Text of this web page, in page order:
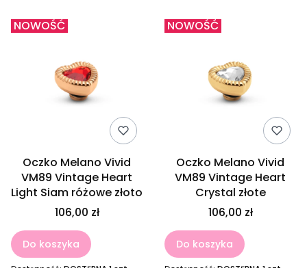
NOWOŚĆ
Oczko Melano Vivid
VM89 Vintage Heart
Light Siam różowe złoto
106,00 zł
Do koszyka
NOWOŚĆ
Oczko Melano Vivid
VM89 Vintage Heart
Crystal złote
106,00 zł
Do koszyka